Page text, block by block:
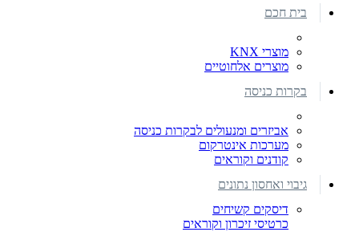
בית חכם
מוצרי KNX
מוצרים אלחוטיים
בקרות כניסה
אביזרים ומנעולים לבקרות כניסה
מערכות אינטרקום
קודנים וקוראים
גיבוי ואחסון נתונים
דיסקים קשיחים
כרטיסי זיכרון וקוראים